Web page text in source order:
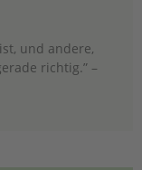
und andere,
richtig.” –